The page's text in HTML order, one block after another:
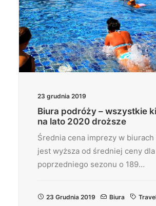
23 grudnia 2019
Biura podróży – wszystkie
na lato 2020 droższe
Średnia cena imprezy w
jest wyższa od średniej ceny dla
poprzedniego sezonu o 189…
23 Grudnia 2019 Biura